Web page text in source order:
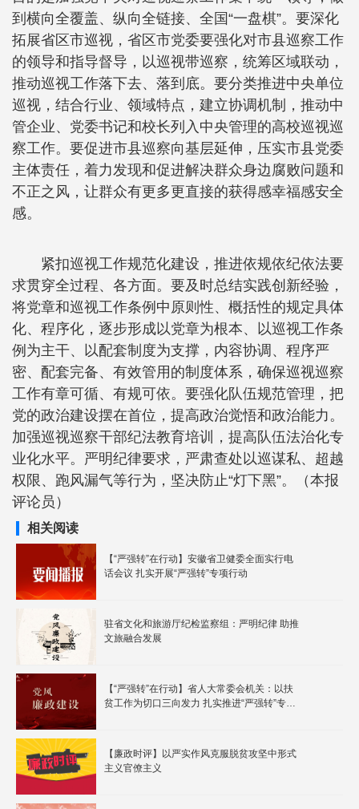
到横向全覆盖、纵向全链接、全国“一盘棋”。要深化
拓展省区市巡视，省区市党委要强化对市县巡察工作
的领导和指导督导，以巡视带巡察，统筹区域联动，
推动巡视工作落下去、落到底。要分类推进中央单位
巡视，结合行业、领域特点，建立协调机制，推动中
管企业、党委书记和校长列入中央管理的高校巡视巡
察工作。要促进市县巡察向基层延伸，压实市县党委
主体责任，着力发现和促进解决群众身边腐败问题和
不正之风，让群众有更多更直接的获得感幸福感安全
感。
紧扣巡视工作规范化建设，推进依规依纪依法要
求贯穿全过程、各方面。要及时总结实践创新经验，
将党章和巡视工作条例中原则性、概括性的规定具体
化、程序化，逐步形成以党章为根本、以巡视工作条
例为主干、以配套制度为支撑，内容协调、程序严
密、配套完备、有效管用的制度体系，确保巡视巡察
工作有章可循、有规可依。要强化队伍规范管理，把
党的政治建设摆在首位，提高政治觉悟和政治能力。
加强巡视巡察干部纪法教育培训，提高队伍法治化专
业化水平。严明纪律要求，严肃查处以巡谋私、超越
权限、跑风漏气等行为，坚决防止“灯下黑”。（本报
评论员）
相关阅读
【“严强转”在行动】安徽省卫健委全面实行电
话会议 扎实开展“严强转”专项行动
驻省文化和旅游厅纪检监察组：严明纪律 助推
文旅融合发展
【“严强转”在行动】省人大常委会机关：以扶
贫工作为切口三向发力 扎实推进“严强转”专项
【廉政时评】以严实作风克服脱贫攻坚中形式
主义官僚主义